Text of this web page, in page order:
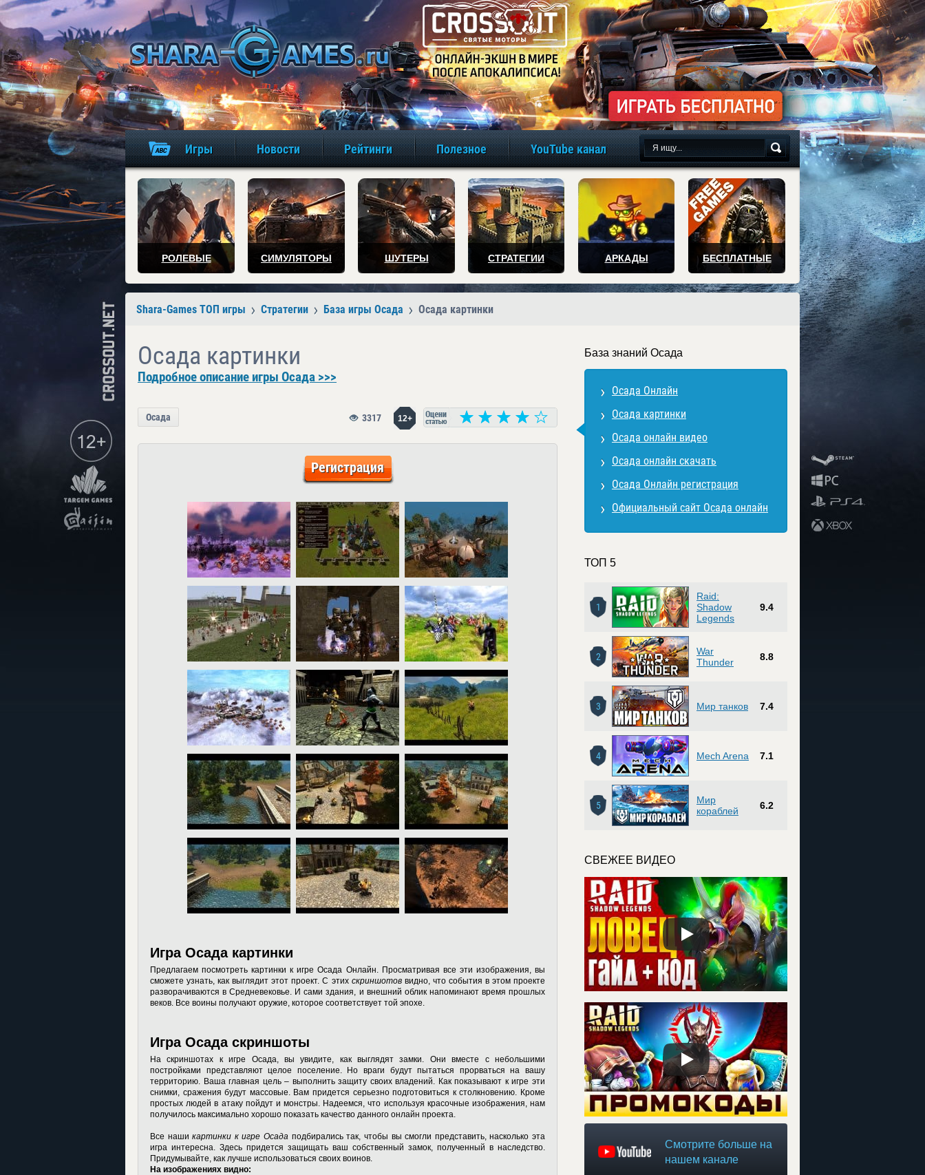
игры онлайн бесплатно
Игры Новости Рейтинги Полезное YouTube канал
РОЛЕВЫЕ СИМУЛЯТОРЫ ШУТЕРЫ СТРАТЕГИИ АРКАДЫ БЕСПЛАТНЫЕ
Shara-Games ТОП игры Стратегии База игры Осада Осада картинки
Осада картинки
Подробное описание игры Осада >>>
Осада 12+
3317
Регистрация
Игра Осада картинки
Предлагаем посмотретькартинки к игре Осада Онлайн. Просматривая все эти изображения, вы
сможете узнать, как выглядит этот проект. С этих скриншотоввидно, что события в этом проекте
разворачиваются в Средневековье. И сами здания, и внешний облик напоминают время прошлых
веков. Все воины получают оружие, которое соответствует той эпохе.
Игра Осада скриншоты
Наскриншотах к игре Осада, вы увидите, как выглядят замки. Они вместе с небольшими
постройками представляют целое поселение. Но враги будут пытаться прорваться на вашу
территорию. Ваша главная цель – выполнить защиту своих владений. Как показывают к игре эти
снимки, сражения будут массовые. Вам придется серьезно подготовиться к столкновению. Кроме
простых людей в атаку пойдут и монстры. Надеемся, что используя красочные изображения, нам
получилось максимально хорошо показать качество данного онлайн проекта.
Все нашикартинки к игре Осада подбирались так, чтобы вы смогли представить, насколько эта
игра интересна. Здесь придется защищать ваш собственный замок, полученный в наследство.
Придумывайте, как лучше использоваться своих воинов.
На изображениях видно:
База знаний Осада
Осада Онлайн
Осада картинки
Осада онлайн видео
Осада онлайн скачать
Осада Онлайн регистрация
Официальный сайт Осада онлайн
ТОП 5
1
Raid:
Shadow
Legends
9.4
2
War
Thunder
8.8
3 Мир танков 7.4
4 Mech Arena 7.1
5
Мир
кораблей
6.2
СВЕЖЕЕ ВИДЕО
Смотрите больше на
нашем канале